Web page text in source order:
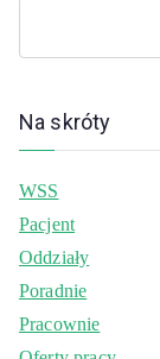
Na skróty
WSS
Pacjent
Oddziały
Poradnie
Pracownie